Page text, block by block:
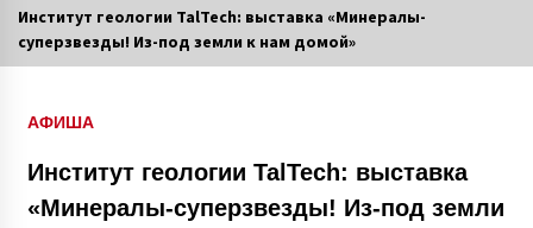
Институт геологии TalTech: выставка «Минералы-
суперзвезды! Из-под земли к нам домой»
АФИША
Институт геологии TalTech: выставка
«Минералы-суперзвезды! Из-под земли